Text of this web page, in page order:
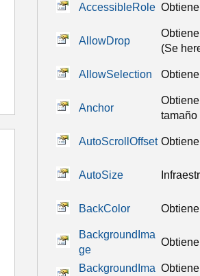
AccessibleRole
AllowDrop
(Se
AllowSelection
Anchor
tamaño
AutoScrollOffset
AutoSize
BackColor
BackgroundIma
ge
BackgroundIma